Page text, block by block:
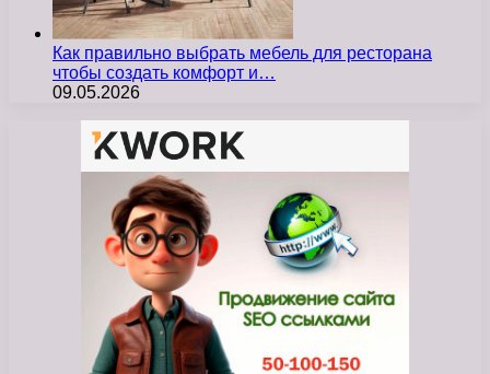
Как правильно выбрать мебель для ресторана
чтобы создать комфорт и…
09.05.2026